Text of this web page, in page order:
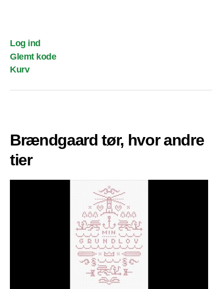
Log ind
Glemt kode
Kurv
Brændgaard tør, hvor andre
tier